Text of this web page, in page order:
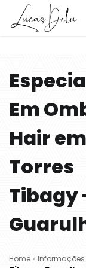
Em
Hair em
Torres
Tibagy
Home» Informações